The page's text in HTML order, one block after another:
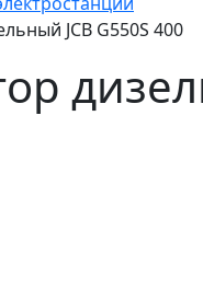
JCB G550S 400